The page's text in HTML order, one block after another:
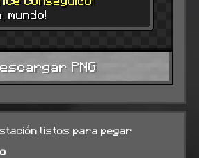
PNG
listos para pegar